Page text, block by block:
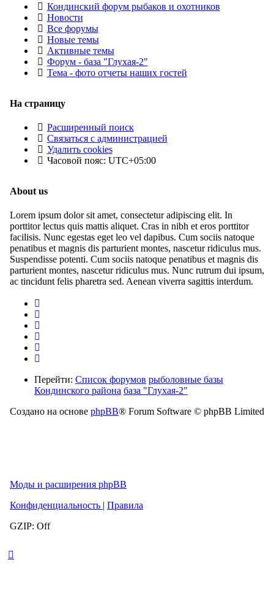
Кондинский форум рыбаков и охотников
Новости
Все форумы
Новые темы
Активные темы
Форум - база "Глухая-2"
Тема - фото отчеты наших гостей
На страницу
Расширенный поиск
Связаться с администрацией
Удалить cookies
Часовой пояс: UTC+05:00
About us
Lorem ipsum dolor sit amet, consectetur adipiscing elit. In
porttitor lectus quis mattis aliquet. Cras in nibh et eros porttitor
facilisis. Nunc egestas eget leo vel dapibus. Cum sociis natoque
penatibus et magnis dis parturient montes, nascetur ridiculus mus.
Suspendisse potenti. Cum sociis natoque penatibus et magnis dis
parturient montes, nascetur ridiculus mus. Nunc rutrum dui ipsum,
ac tincidunt felis pharetra sed. Aenean viverra sagittis interdum.
Перейти: Список форумов рыболовные базы
Кондинского района база "Глухая-2"
Создано на основе phpBB® Forum Software © phpBB Limited
Моды и расширения phpBB
Конфиденциальность | Правила
GZIP: Off